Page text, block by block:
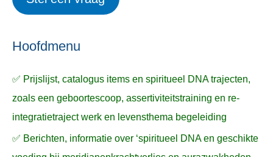
e
n
k
a
r
:
Hoofdmenu
✅ Prijslijst, catalogus items en spiritueel DNA trajecten,
zoals een geboortescoop, assertiviteitstraining en re-
integratietraject werk en levensthema begeleiding
✅ Berichten, informatie over ‘spiritueel DNA en geschikte
p
n